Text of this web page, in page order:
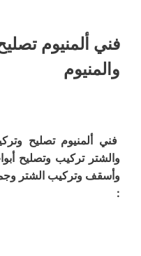
فني ألمنيوم
والمنيوم
فني ألمنيوم تصليح
والشتر تركيب وتصليح
وأسقف وتركيب الشتر
: